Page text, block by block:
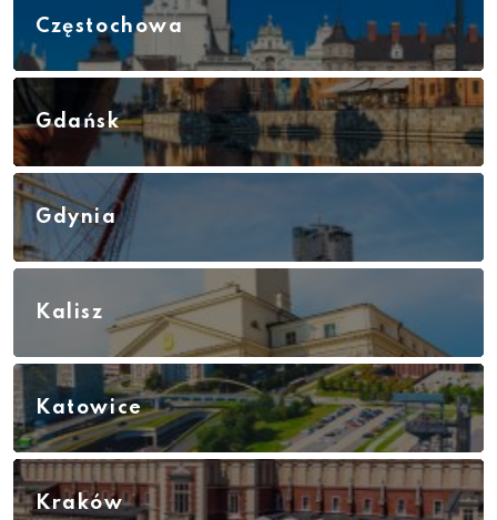
Częstochowa
Gdańsk
Gdynia
Kalisz
Katowice
Kraków